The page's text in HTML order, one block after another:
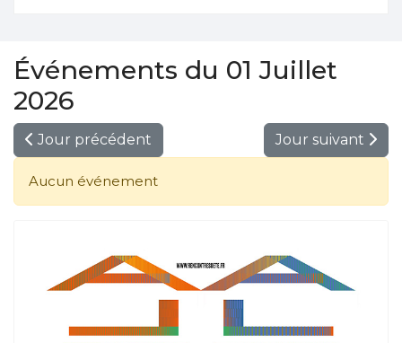
Événements du 01 Juillet
2026
Jour précédent Jour suivant
Aucun événement